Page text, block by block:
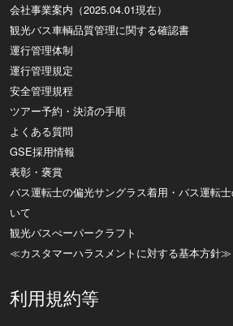
会社事業案内（2025.04.01現在）
観光バス車輌品質管理に関する確認書
運行管理体制
運行管理規定
安全管理規程
ツアー予約・決済の手順
よくある質問
GSE採用情報
表彰・褒賞
バス運転士の偏光サングラス着用・バス運転
いて
観光バスぺーパークラフト
≪カスタマーハラスメントに対する基本方針≫
利用規約等